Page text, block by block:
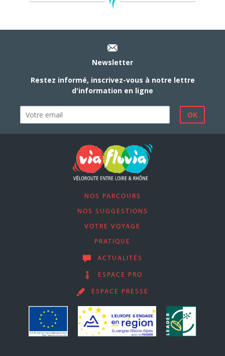
Newsletter
Restez informé, inscrivez-vous à notre lettre
d'information en ligne
NOS PARCOURS
NOS SUGGESTIONS
VOTRE VOYAGE
PRATIQUE
ACTUALITÉS
ESPACE PRO
ESPACE PRESSE